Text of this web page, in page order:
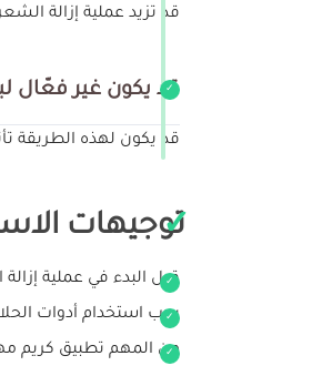
قد تزيد عملية إزالة
قد يكون غير
قد يكون لهذه الطريقة
توجيهات
قبل البدء في عملية
يجب استخدام أدوات
من المهم تطبيق كريم